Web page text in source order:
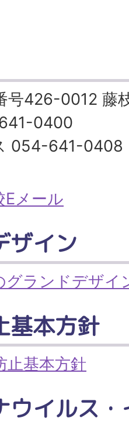
号426-0012 藤
0400
054-641-0408
Eメール
ザイン
グランドデザイ
基本方針
止基本方針
ウイルス